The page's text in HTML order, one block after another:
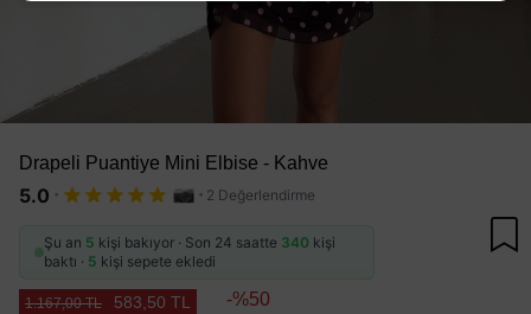
Drapeli Puantiye Mini Elbise - Kahve
5.0 · · 2 Değerlendirme
Şu an 5 kişi bakıyor · Son 24 saatte 340 kişi
baktı · 5 kişi sepete ekledi
1.167,00 TL 583,50 TL 50